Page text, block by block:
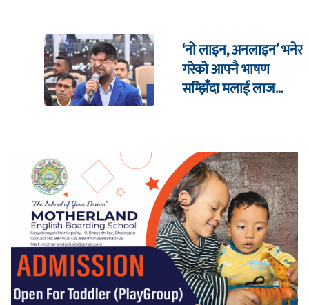
‘नो लाइन, अनलाइन’ भनेर
गरेको आफ्नै भाषण
सम्झिँदा मलाई लाज